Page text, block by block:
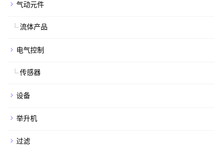
气动元件
流体产品
电气控制
传感器
设备
举升机
过滤